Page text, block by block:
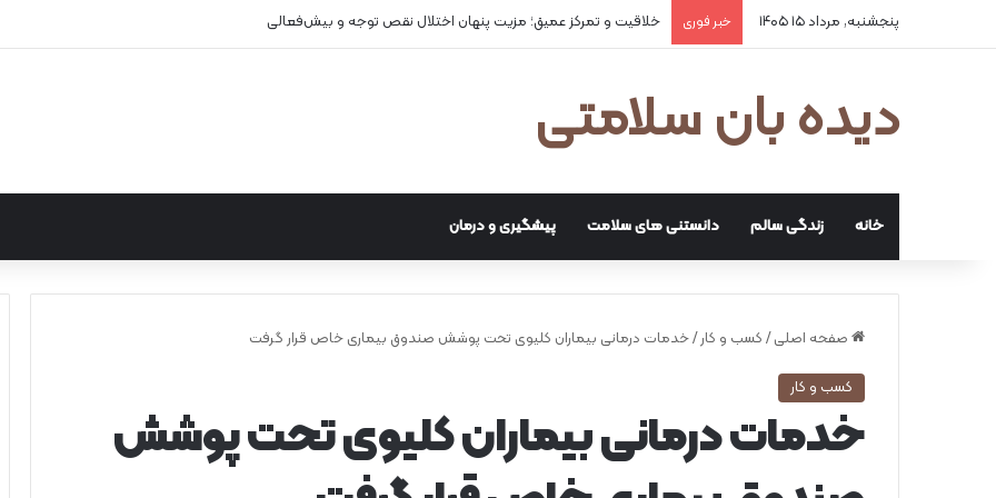
پنجشنبه, مرداد ۱۵ ۱۴۰۵ خبر فوری ۲ علت شایع‌ کم‌شنوایی
دیده بان سلامتی
خانه زندگی سالم دانستنی های سلامت پیشگیری و درمان
صفحه اصلی / کسب و کار/خدمات درمانی بیماران کلیوی تحت پوشش صندوق بیماری خاص قرار گرفت
کسب و کار
خدمات درمانی بیماران کلیوی تحت پوشش